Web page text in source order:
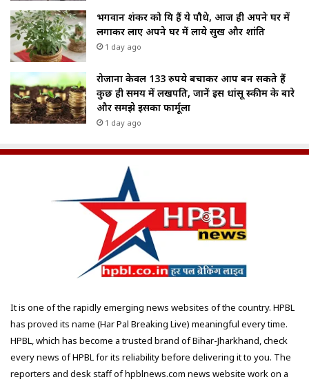
भगवान शंकर को प्रिय हैं ये पौधे, आज ही अपने घर में
लगाकर लाए अपने घर में लाये सुख और शांति
1 day ago
रोजाना केवल 133 रुपये बचाकर आप बन सकते हैं
कुछ ही समय में लखपति, जानें इस धांसू स्कीम के बारे
और समझे इसका फार्मूला
1 day ago
It is one of the rapidly emerging news websites of the country. HPBL
has proved its name (Har Pal Breaking Live) meaningful every time.
HPBL, which has become a trusted brand of Bihar-Jharkhand, check
every news of HPBL for its reliability before delivering it to you. The
reporters and desk staff of hpblnews.com news website work on a